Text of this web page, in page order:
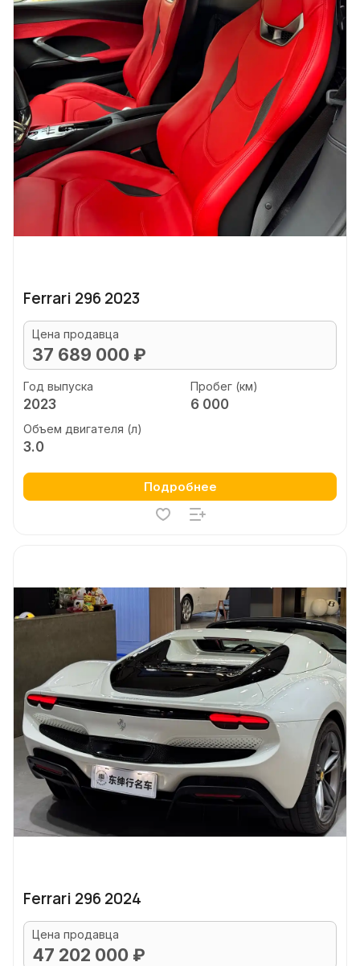
Ferrari 296 2023
Цена продавца
37 689 000 ₽
Год выпуска
2023
Пробег (км)
6 000
Объем двигателя (л)
3.0
Подробнее
Ferrari 296 2024
Цена продавца
47 202 000 ₽